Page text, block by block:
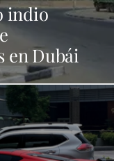
indio
en Dubái